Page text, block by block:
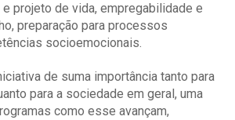
projeto de vida, empregabilidade e
preparação para processos
socioemocionais.
de suma importância tanto para
para a sociedade em geral, uma
como esse avançam,